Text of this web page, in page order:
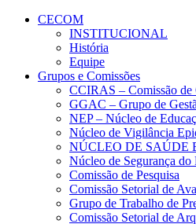
Conteúdo principal
CECOM
INSTITUCIONAL
História
Equipe
Grupos e Comissões
CCIRAS – Comissão de
GGAC – Grupo de
NEP – Núcleo de
Núcleo de Vigilância
NÚCLEO DE SAÚDE
Núcleo de Segurança
Comissão de Pesquisa
Comissão Setorial de
Grupo de Trabalho de
Comissão Setorial de